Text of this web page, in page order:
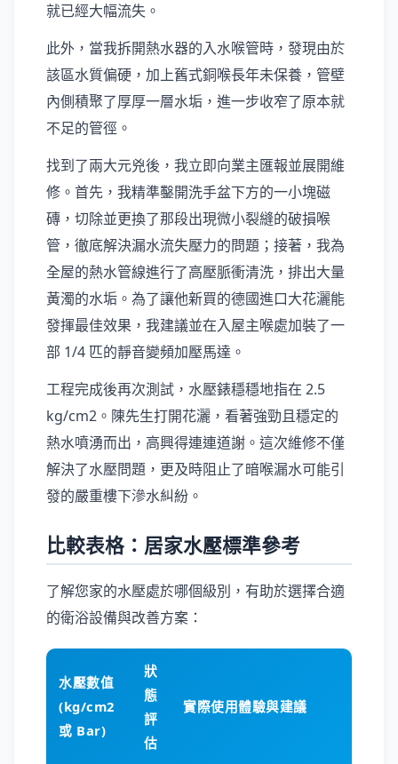
就已經大幅流失。
此外，當我拆開熱水器的入水喉管時，發現由於
該區水質偏硬，加上舊式銅喉長年未保養，管壁
內側積聚了厚厚一層水垢，進一步收窄了原本就
不足的管徑。
找到了兩大元兇後，我立即向業主匯報並展開維
修。首先，我精準鑿開洗手盆下方的一小塊磁
磚，切除並更換了那段出現微小裂縫的破損喉
管，徹底解決漏水流失壓力的問題；接著，我為
全屋的熱水管線進行了高壓脈衝清洗，排出大量
黃濁的水垢。為了讓他新買的德國進口大花灑能
發揮最佳效果，我建議並在入屋主喉處加裝了一
部 1/4 匹的靜音變頻加壓馬達。
工程完成後再次測試，水壓錶穩穩地指在 2.5
kg/cm2。陳先生打開花灑，看著強勁且穩定的
熱水噴湧而出，高興得連連道謝。這次維修不僅
解決了水壓問題，更及時阻止了暗喉漏水可能引
發的嚴重樓下滲水糾紛。
比較表格：居家水壓標準參考
了解您家的水壓處於哪個級別，有助於選擇合適
的衛浴設備與改善方案：
水壓數值
(kg/cm2
或 Bar)
狀
態
評
估
實際使用體驗與建議